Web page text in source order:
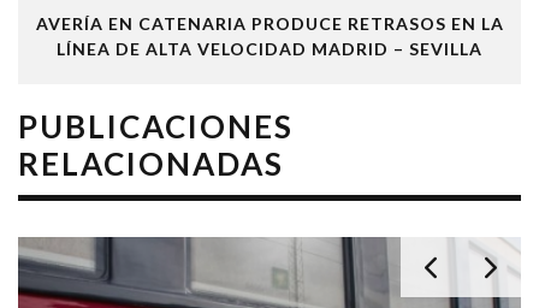
AVERÍA EN CATENARIA PRODUCE RETRASOS EN LA
LÍNEA DE ALTA VELOCIDAD MADRID – SEVILLA
PUBLICACIONES
RELACIONADAS